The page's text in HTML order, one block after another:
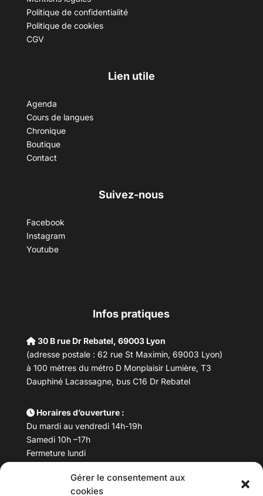
Gérer le consentement aux
cookies
Politique de confidentialité
Politique de cookies
CGV
Lien utile
Agenda
Cours de langues
Chronique
Boutique
Contact
Suivez-nous
Facebook
Instagram
Youtube
Infos pratiques
30 B rue Dr Rebatel, 69003 Lyon
(adresse postale : 62 rue St Maximin, 69003 Lyon)
à 100 mètres du métro D Monplaisir Lumière, T3
Dauphiné Lacassagne, bus C16 Dr Rebatel
Horaires d’ouverture :
Du mardi au vendredi 14h-19h
Samedi 10h –17h
Fermeture lundi
Téléphone : 04 78 53 06 40